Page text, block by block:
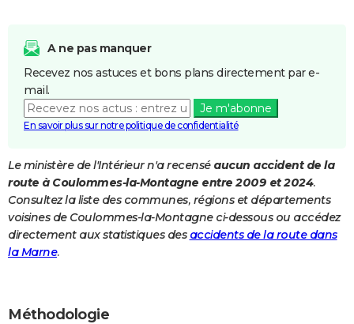
GUIDES D'ACHAT
BONS PLANS
CARTE DE VOEUX
Dictionnaire
Biographies
Citations
Expressions
Proverbes
PROGRAMME TV
COPAINS D'AVANT
S'inscrire
Se connecter
Lycées
Collèges
Primaires
Universités
Entreprises
Service militaire
Avis de recherche
A ne pas manquer
Recevez nos astuces et bons plans directement par e-
mail.
Je m'abonne
En savoir plus sur notre politique de confidentialité
Le ministère de l'Intérieur n'a recensé aucun accident de la
route à Coulommes-la-Montagne entre 2009 et 2024.
Consultez la liste des communes, régions et départements
voisines de Coulommes-la-Montagne ci-dessous ou accédez
directement aux statistiques des accidents de la route dans
la Marne.
Méthodologie